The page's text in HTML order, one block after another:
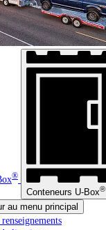
®
Conteneurs U-Box®
au menu principal